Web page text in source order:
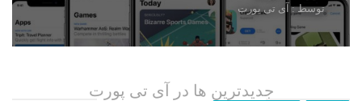
توسط : آی تی پورت
جدیدترین ها در آی تی پورت